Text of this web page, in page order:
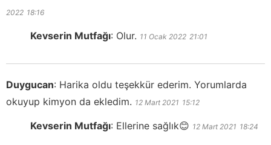
2022 18:16
Kevserin Mutfağı: Olur. 11 Ocak 2022 21:01
Duygucan: Harika oldu teşekkür ederim. Yorumlarda
okuyup kimyon da ekledim. 12 Mart 2021 15:12
Kevserin Mutfağı: Ellerine sağlık😊 12 Mart 2021 18:24